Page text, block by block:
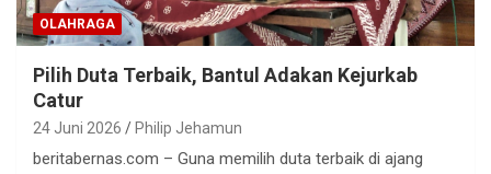
OLAHRAGA
Pilih Duta Terbaik, Bantul Adakan Kejurkab
Catur
24 Juni 2026 Philip Jehamun
beritabernas.com – Guna memilih duta terbaik di ajang